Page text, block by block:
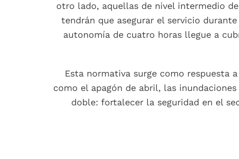
otro lado, aquellas de nivel intermedio
tendrán que asegurar el servicio
autonomía de cuatro horas llegue a
Esta normativa surge como respuesta
como el apagón de abril, las
doble: fortalecer la seguridad en el